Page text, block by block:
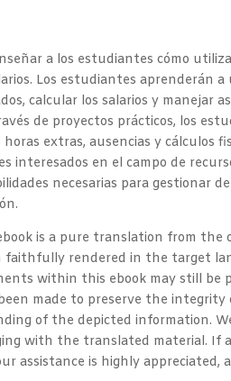
a los estudiantes cómo
Los estudiantes aprenderán
calcular los salarios y manejar
de proyectos prácticos, los
extras, ausencias y cálculos
interesados en el campo de
necesarias para gestionar
is a pure translation from the
rendered in the target
within this ebook may still be
made to preserve the
of the depicted information.
with the translated material. If
assistance is highly